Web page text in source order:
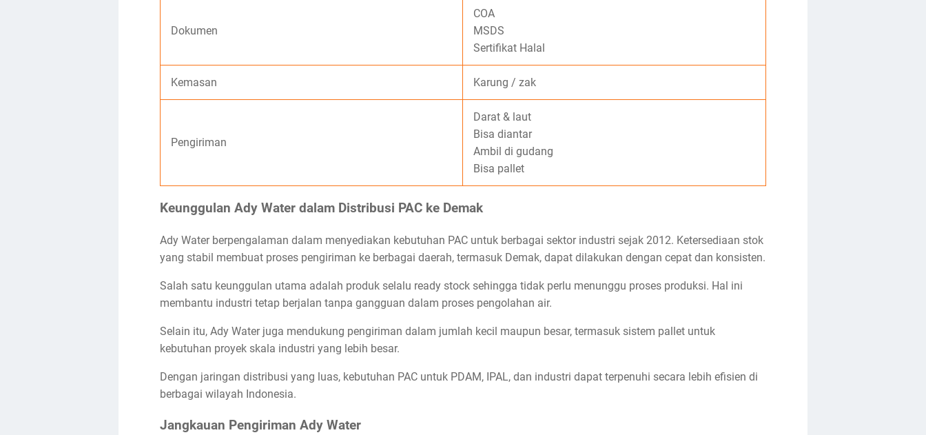
Dokumen
COA
MSDS
Sertifikat Halal
Kemasan Karung / zak
Pengiriman
Darat & laut
Bisa diantar
Ambil di gudang
Bisa pallet
Keunggulan Ady Water dalam Distribusi PAC ke Demak
Ady Water berpengalaman dalam menyediakan kebutuhan PAC untuk berbagai sektor industri sejak 2012. Ketersediaan stok
yang stabil membuat proses pengiriman ke berbagai daerah, termasuk Demak, dapat dilakukan dengan cepat dan konsisten.
Salah satu keunggulan utama adalah produk selalu ready stock sehingga tidak perlu menunggu proses produksi. Hal ini
membantu industri tetap berjalan tanpa gangguan dalam proses pengolahan air.
Selain itu, Ady Water juga mendukung pengiriman dalam jumlah kecil maupun besar, termasuk sistem pallet untuk
kebutuhan proyek skala industri yang lebih besar.
Dengan jaringan distribusi yang luas, kebutuhan PAC untuk PDAM, IPAL, dan industri dapat terpenuhi secara lebih efisien di
berbagai wilayah Indonesia.
Jangkauan Pengiriman Ady Water